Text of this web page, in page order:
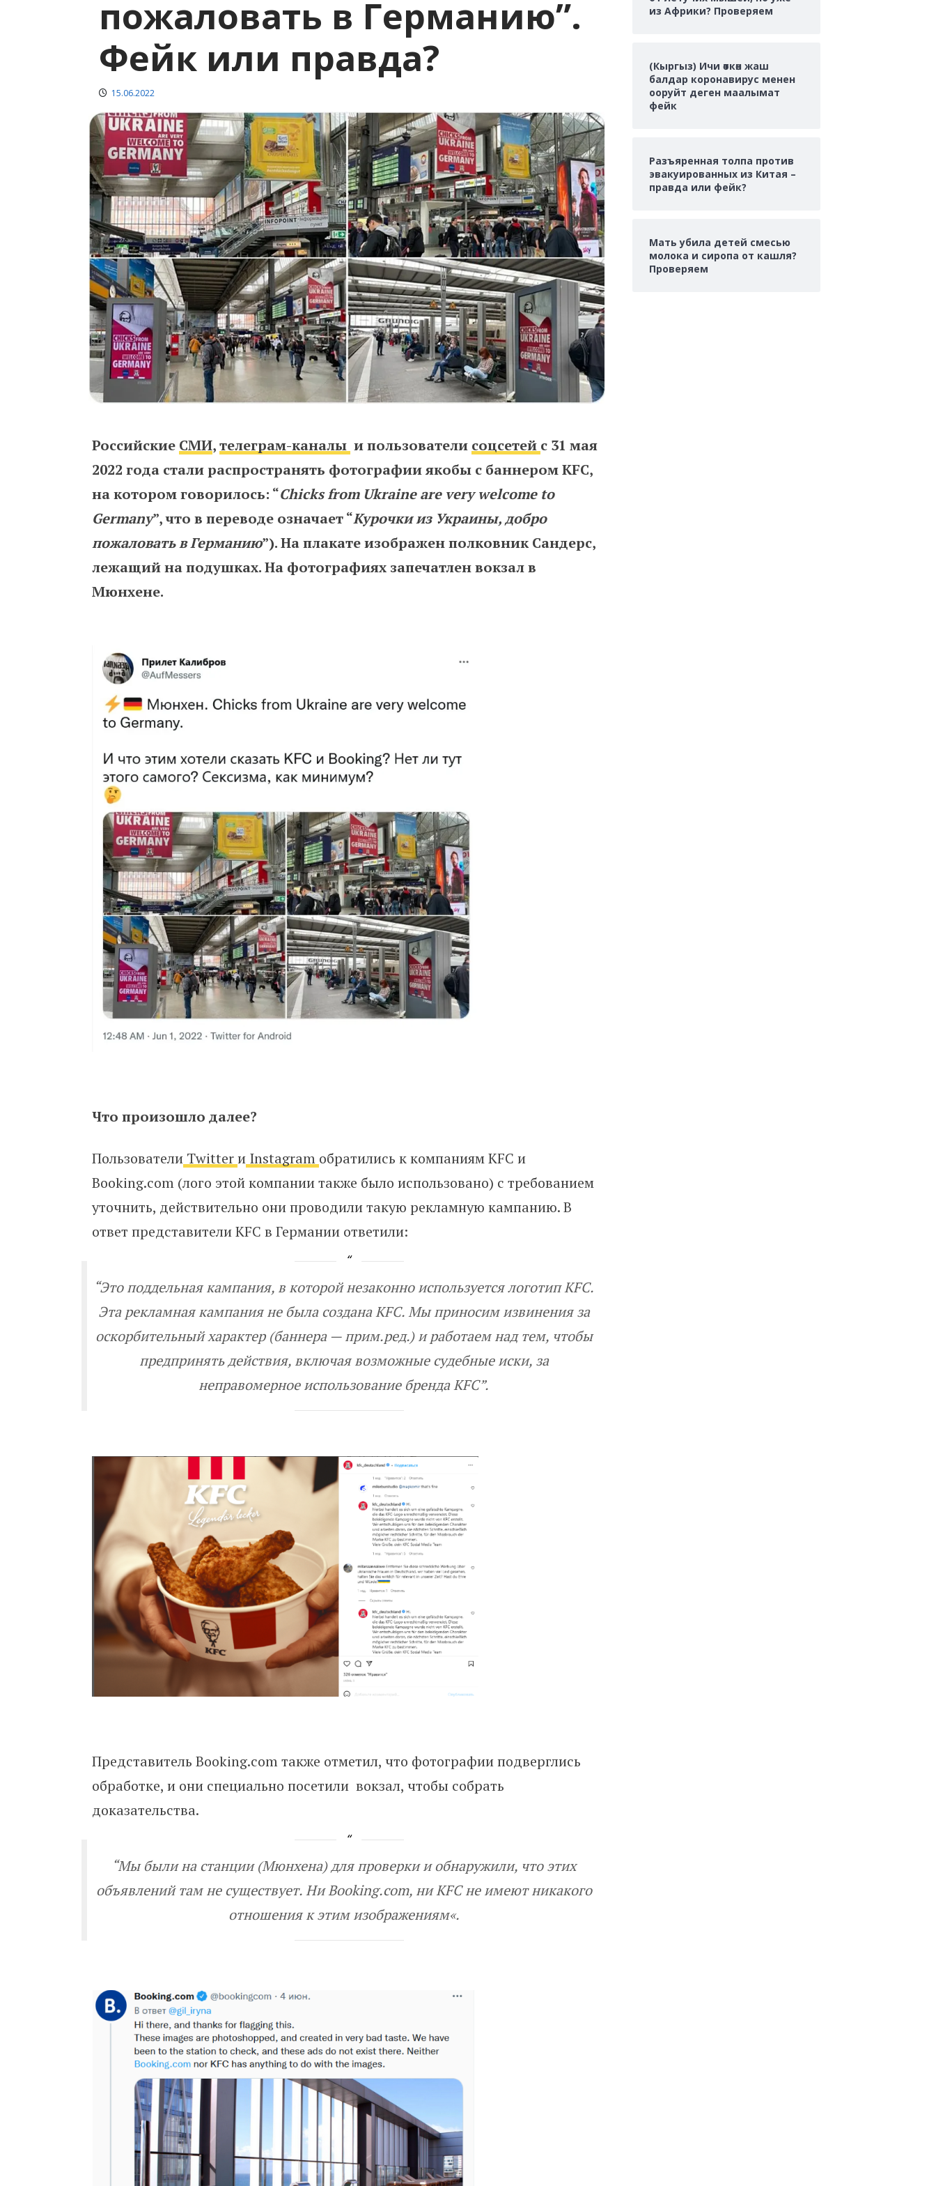
пожаловать в Германию”.
Фейк или правда?
15.06.2022
Российские СМИ,телеграм-каналы и пользователи соцсетей с 31 мая
2022 года стали распространять фотографии якобы с баннером KFC,
на котором говорилось: “Chicks from Ukraine are very welcome to
Germany”, что в переводе означает “Курочки из Украины, добро
пожаловать в Германию”). На плакате изображен полковник Сандерс,
лежащий на подушках. На фотографиях запечатлен вокзал в
Мюнхене.
Что произошло далее?
Пользователи Twitterи Instagram обратились к компаниям KFC и
Booking.com (лого этой компании также было использовано) с требованием
уточнить, действительно они проводили такую рекламную кампанию. В
ответ представители KFC в Германии ответили:
“Это поддельная кампания, в которой незаконно используется логотип KFC.
Эта рекламная кампания не была создана KFC. Мы приносим извинения за
оскорбительный характер (баннера — прим.ред.) и работаем над тем, чтобы
предпринять действия, включая возможные судебные иски, за
неправомерное использование бренда KFC”.
Представитель Booking.com также отметил, что фотографии подверглись
обработке, и они специально посетили вокзал, чтобы собрать
доказательства.
“Мы были на станции (Мюнхена) для проверки и обнаружили, что этих
объявлений там не существует. Ни Booking.com, ни KFC не имеют никакого
отношения к этим изображениям«.
из Африки? Проверяем
(Кыргыз) Ичи өткөн жаш
балдар коронавирус менен
ооруйт деген маалымат
фейк
Разъяренная толпа против
эвакуированных из Китая –
правда или фейк?
Мать убила детей смесью
молока и сиропа от кашля?
Проверяем